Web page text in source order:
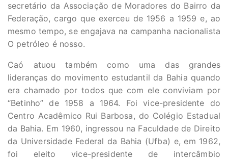
secretário da Associação de Moradores do Bairro da
Federação, cargo que exerceu de 1956 a 1959 e, ao
mesmo tempo, se engajava na campanha nacionalista
O petróleo é nosso.
Caó atuou também como uma das grandes
lideranças do movimento estudantil da Bahia quando
era chamado por todos que com ele conviviam por
“Betinho” de 1958 a 1964. Foi vice-presidente do
Centro Acadêmico Rui Barbosa, do Colégio Estadual
da Bahia. Em 1960, ingressou na Faculdade de Direito
da Universidade Federal da Bahia (Ufba) e, em 1962,
foi eleito vice-presidente de intercâmbio